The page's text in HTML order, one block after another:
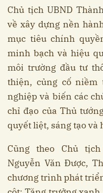
Chủ tịch UBND
về xây dựng nền
mục tiêu chính
minh bạch và hiệu
môi trường đầu tư
thiện, củng cố niềm
nghiệp và biến các
chỉ đạo của Thủ
quyết liệt, sáng tạo và
Cũng theo Chủ
Nguyễn Văn Được,
chương trình phát